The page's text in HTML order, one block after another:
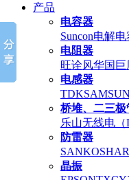
产品
电容器
Suncon电解电
电阻器
旺诠风华国巨
电感器
TDK
桥堆、二三极
乐山无线电（
防雷器
SANKOSHA
晶振